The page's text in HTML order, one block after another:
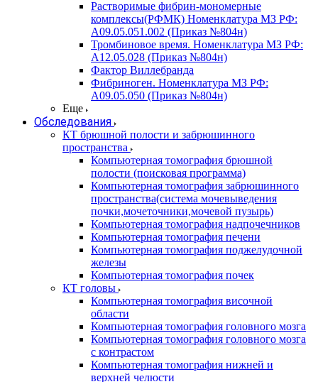
Растворимые фибрин-мономерные
комплексы(РФМК) Номенклатура МЗ РФ:
A09.05.051.002 (Приказ №804н)
Тромбиновое время. Номенклатура МЗ РФ:
A12.05.028 (Приказ №804н)
Фактор Виллебранда
Фибриноген. Номенклатура МЗ РФ:
A09.05.050 (Приказ №804н)
Еще
Обследования
КТ брюшной полости и забрюшинного
пространства
Компьютерная томография брюшной
полости (поисковая программа)
Компьютерная томография забрюшинного
пространства(система мочевыведения
почки,мочеточники,мочевой пузырь)
Компьютерная томография надпочечников
Компьютерная томография печени
Компьютерная томография поджелудочной
железы
Компьютерная томография почек
КТ головы
Компьютерная томография височной
области
Компьютерная томография головного мозга
Компьютерная томография головного мозга
с контрастом
Компьютерная томография нижней и
верхней челюсти